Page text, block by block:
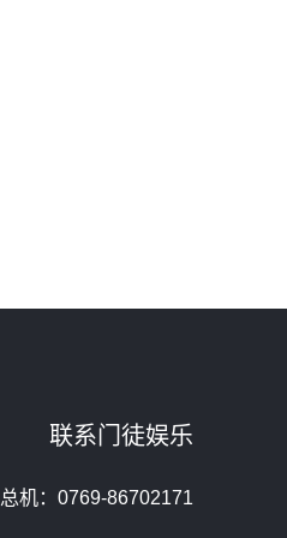
联系门徒娱乐
总机：0769-86702171